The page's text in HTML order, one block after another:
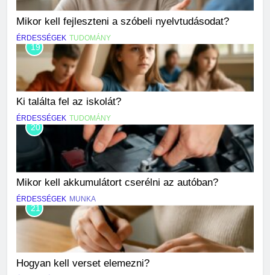
Mikor kell fejleszteni a szóbeli nyelvtudásodat?
ÉRDESSÉGEK TUDOMÁNY
19
Ki találta fel az iskolát?
ÉRDESSÉGEK TUDOMÁNY
20
Mikor kell akkumulátort cserélni az autóban?
ÉRDESSÉGEK MUNKA
21
Hogyan kell verset elemezni?